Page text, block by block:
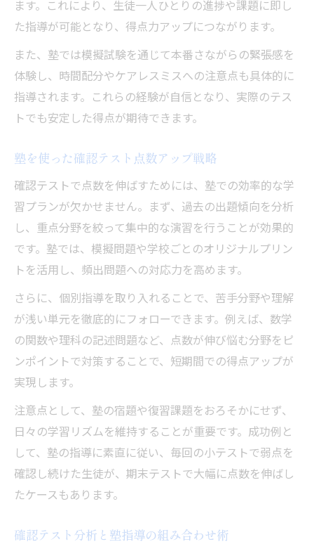
ます。これにより、生徒一人ひとりの進捗や課題に即し
た指導が可能となり、得点力アップにつながります。
また、塾では模擬試験を通じて本番さながらの緊張感を
体験し、時間配分やケアレスミスへの注意点も具体的に
指導されます。これらの経験が自信となり、実際のテス
トでも安定した得点が期待できます。
塾を使った確認テスト点数アップ戦略
確認テストで点数を伸ばすためには、塾での効率的な学
習プランが欠かせません。まず、過去の出題傾向を分析
し、重点分野を絞って集中的な演習を行うことが効果的
です。塾では、模擬問題や学校ごとのオリジナルプリン
トを活用し、頻出問題への対応力を高めます。
さらに、個別指導を取り入れることで、苦手分野や理解
が浅い単元を徹底的にフォローできます。例えば、数学
の関数や理科の記述問題など、点数が伸び悩む分野をピ
ンポイントで対策することで、短期間での得点アップが
実現します。
注意点として、塾の宿題や復習課題をおろそかにせず、
日々の学習リズムを維持することが重要です。成功例と
して、塾の指導に素直に従い、毎回の小テストで弱点を
確認し続けた生徒が、期末テストで大幅に点数を伸ばし
たケースもあります。
確認テスト分析と塾指導の組み合わせ術